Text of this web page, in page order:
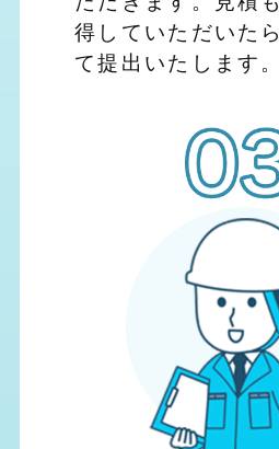
得していただいた
て提出いたします。